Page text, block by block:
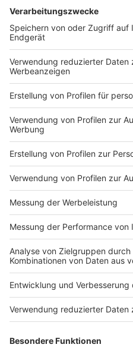
DEINE GEMERKTEN
Du hast dir noch keine
Markiere sie hierfür mit
Impressum
Nutzungsbedingungen
Jobs
Presse
Werben
Archiv